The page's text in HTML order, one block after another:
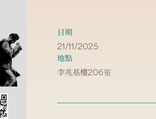
日期
21/11/2025
地點
李兆基樓206室